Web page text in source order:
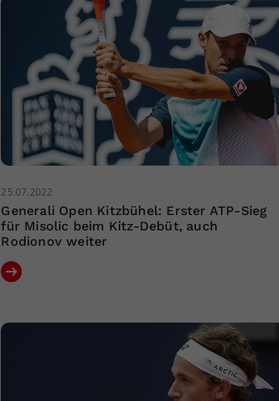
25.07.2022
Generali Open Kitzbühel: Erster ATP-Sieg
für Misolic beim Kitz-Debüt, auch
Rodionov weiter